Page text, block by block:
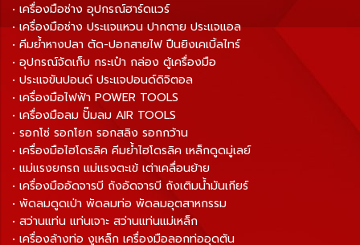
• เครื่องมือช่าง อุปกรณ์ฮาร์ดแวร์
• เครื่องมือช่าง ประแจแหวน ปากตาย ประแจแอล
• คีมย้ำหางปลา ตัด-ปอกสายไฟ ปืนยิงเคเบิ้ลไทร์
• อุปกรณ์จัดเก็บ กระเป๋า กล่อง ตู้เครื่องมือ
• ประแจขันปอนด์ ประแจปอนด์ดิจิตอล
• เครื่องมือไฟฟ้า POWER TOOLS
• เครื่องมือลม ปั๊มลม AIR TOOLS
• รอกโซ่ รอกโยก รอกสลิง รอกกว้าน
• เครื่องมือไฮโดรลิค คีมย้ำไฮโดรลิค เหล็กดูดมู่เลย์
• แม่แรงยกรถ แม่แรงตะเข้ เต่าเคลื่อนย้าย
• เครื่องมืออัดจารบี ถังอัดจารบี ถังเติมน้ำมันเกียร์
• พัดลมดูดเป่า พัดลมท่อ พัดลมอุตสาหกรรม
• สว่านแท่น แท่นเจาะ สว่านแท่นแม่เหล็ก
• เครื่องล้างท่อ งูเหล็ก เครื่องมือลอกท่ออุดตัน